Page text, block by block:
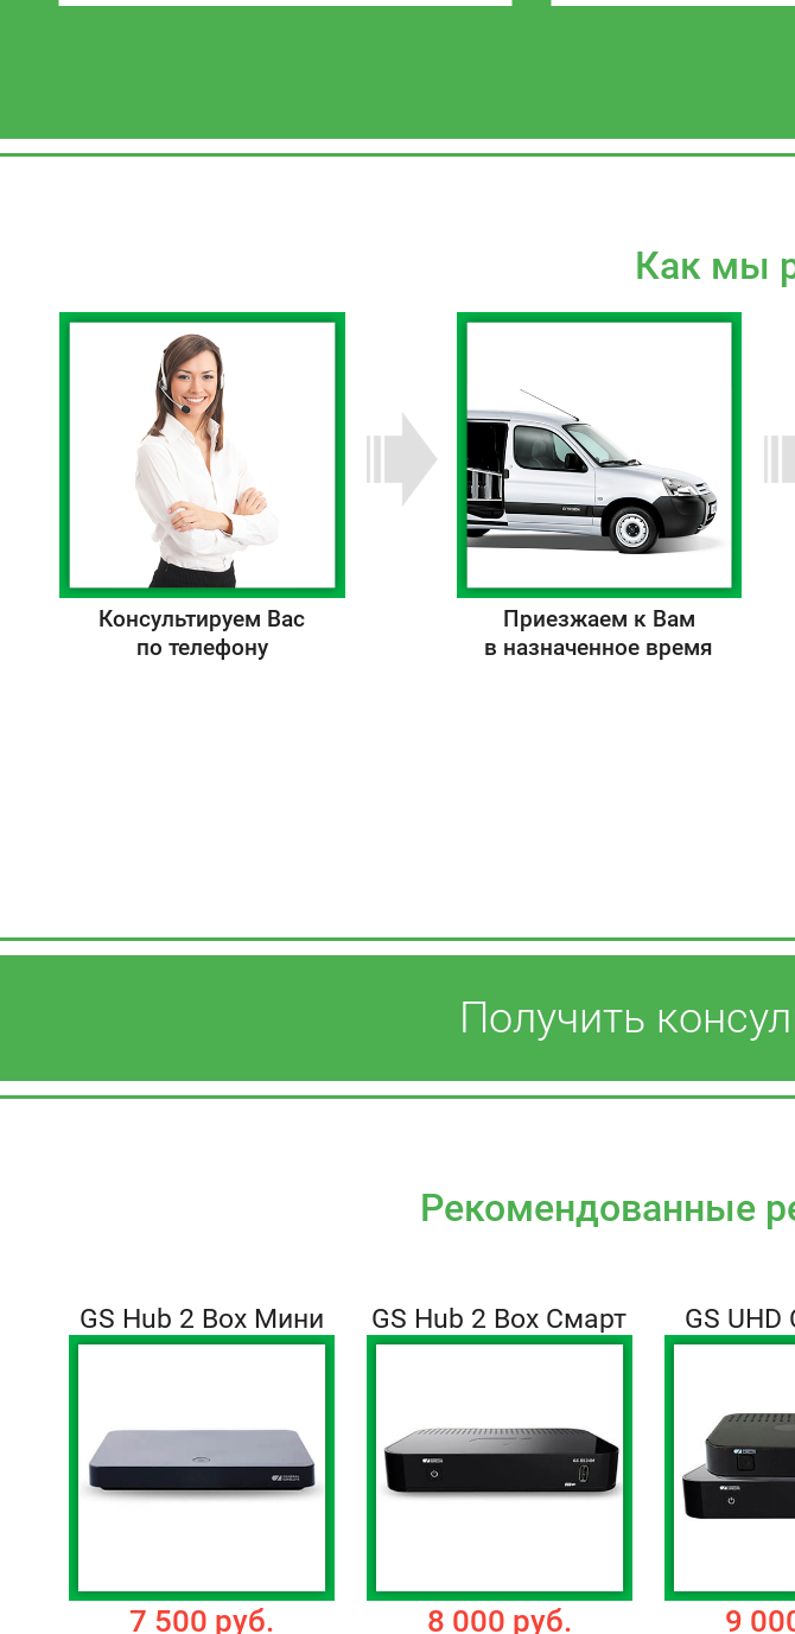
Как мы
Консультируем Вас
по телефону
Приезжаем к Вам
в назначенное время
Получить
Рекомендованные
GS Hub 2 Box Мини
7 500 руб.
GS Hub 2 Box Смарт
8 000 руб.
GS UHD
9